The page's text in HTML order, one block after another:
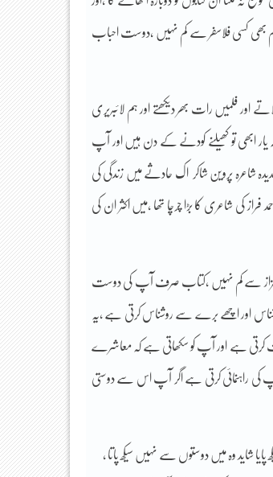
بھی کسی فلاسفر سے کم نہیں ،دوست احباب
فلمیں رات بھر دیکھتے اور ہم لائبریری
یار ابھی تو کھیلنے کودنے کے دن ہیں اور آپ
شاعرہ پروین شاکر اک حادثے میں زندگی کی
کی شاعری کا بڑا چرچا تھا ،میں اکثر ان کی
اعزاز سے کم نہیں ،کتاب صرف آپ کی دوست
شناس اور اچھے برے سے روشناس کرتی ہے ،یہ
کرتی ہے اور آپ کو سکھاتی ہے کہ معاشرے
کی راہنمائی کرتی ہے اگر آپ اس سے دوستی
شاید وہ میں دوستوں سے نہیں سیکھ پاتا ،